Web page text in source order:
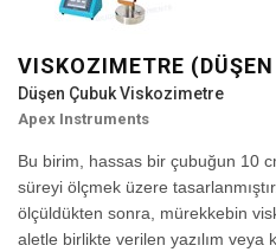
VISKOZIMETRE
Düşen Çubuk Viskozimetre
Apex Instruments
Bu birim, hassas bir çubuğun 10
süreyi ölçmek üzere
ölçüldükten sonra, mürekkebin
aletle birlikte verilen yazılım veya